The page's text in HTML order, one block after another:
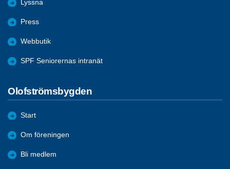
Lyssna
Press
Webbutik
SPF Seniorernas intranät
Olofströmsbygden
Start
Om föreningen
Bli medlem